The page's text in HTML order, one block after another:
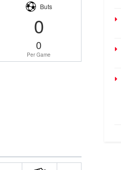
Buts
0
0
Per Game